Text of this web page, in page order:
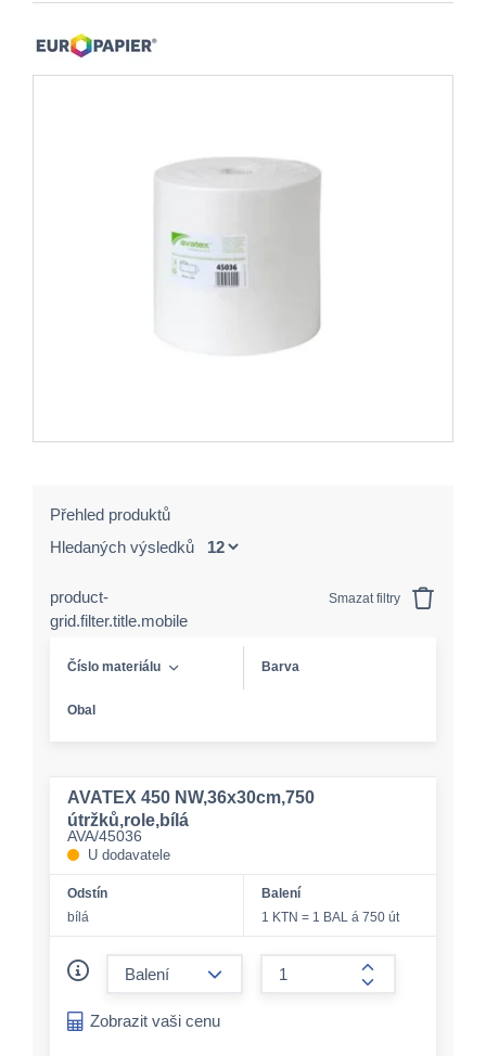
Přehled produktů
Hledaných výsledků
product-
grid.filter.title.mobile
Smazat filtry
Číslo materiálu Barva
Obal
AVATEX 450 NW,36x30cm,750
útržků,role,bílá
AVA/45036
U dodavatele
Odstín
bílá
Balení
1 KTN = 1 BAL á 750 út
form.increase-
Zobrazit vaši cenu